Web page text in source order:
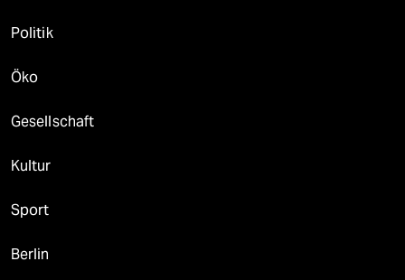
Politik
Öko
Gesellschaft
Kultur
Sport
Berlin